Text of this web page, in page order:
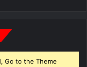
Go to the Theme